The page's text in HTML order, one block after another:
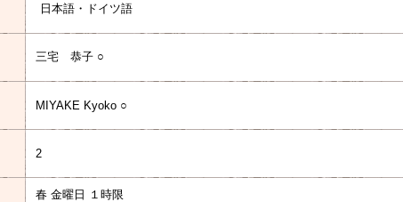
日本語・ドイツ語
三宅 恭子 ○
MIYAKE Kyoko ○
2
春 金曜日 １時限